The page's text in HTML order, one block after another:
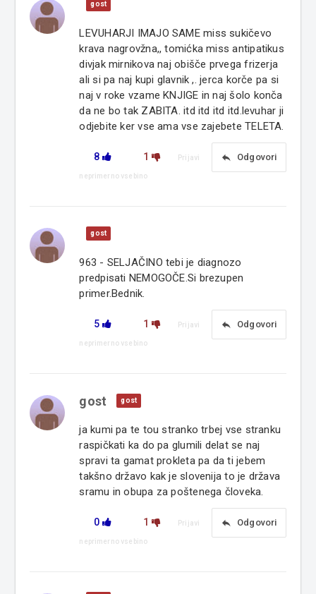
gost
LEVUHARJI IMAJO SAME miss sukičevo
krava nagrovžna,, tomićka miss antipatikus
divjak mirnikova naj obišče prvega frizerja
ali si pa naj kupi glavnik ,. jerca korče pa si
naj v roke vzame KNJIGE in naj šolo konča
da ne bo tak ZABITA. itd itd itd itd.levuhar ji
odjebite ker vse ama vse zajebete TELETA.
8 1 reply Odgovori
Prijavi
neprimerno vsebino
gost
963 - SELJAČINO tebi je diagnozo
predpisati NEMOGOČE.Si brezupen
primer.Bednik.
5 1 reply Odgovori
Prijavi
neprimerno vsebino
gost gost
ja kumi pa te tou stranko trbej vse stranku
raspičkati ka do pa glumili delat se naj
spravi ta gamat prokleta pa da ti jebem
takšno državo kak je slovenija to je država
sramu in obupa za poštenega človeka.
0 1 reply Odgovori
Prijavi
neprimerno vsebino